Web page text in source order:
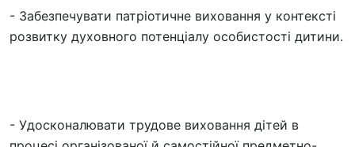
- Забезпечувати патріотичне виховання у контексті
розвитку духовного потенціалу особистості дитини.
- Удосконалювати трудове виховання дітей в